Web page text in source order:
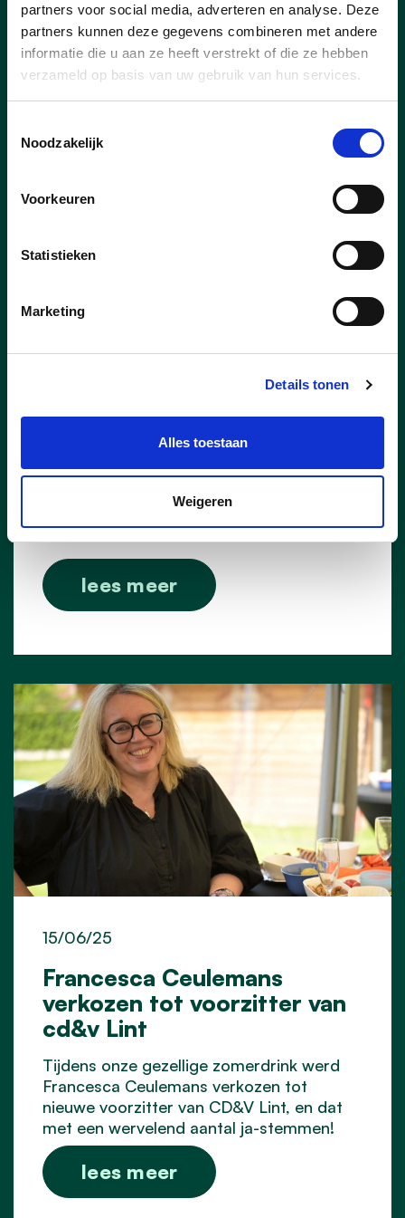
partners voor social media, adverteren en analyse. Deze
partners kunnen deze gegevens combineren met andere
informatie die u aan ze heeft verstrekt of die ze hebben
verzameld op basis van uw gebruik van hun services.
Noodzakelijk
Voorkeuren
Statistieken
Marketing
Details tonen
Alles toestaan
Weigeren
mee een hart onder de
het raam!
Lintenaar prettige feesten, maar
bezorgde ook elke Lintenaar een
onze zangertjes (oudjaar, nieuwjaar,
driekoningen) een hart onder de riem te
zien dat ze zeker welkom zijn. En laat je
zeker gaan om ze zelf ook een mooi
kleurtje te geven.
lees meer
Francesca Ceulemans
verkozen tot voorzitter van
cd&v Lint
15/06/25
Tijdens onze gezellige zomerdrink werd
Francesca Ceulemans verkozen tot
nieuwe voorzitter van CD&V Lint, en dat
met een wervelend aantal ja-stemmen!
lees meer